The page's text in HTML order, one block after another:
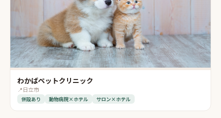
わかばペットクリニック
📍日立市
併設あり 動物病院×ホテル サロン×ホテル